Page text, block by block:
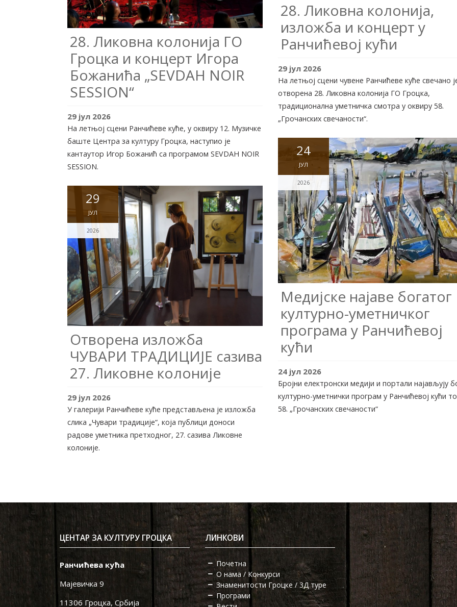
28. Ликовна колонија ГО
Гроцка и концерт Игора
Божанића „SEVDAH NOIR
SESSION“
29 јул 2026
На летњој сцени Ранчићеве куће, у оквиру 12. Музичке
баште Центра за културу Гроцка, наступио је
кантаутор Игор Божанић са програмом SEVDAH NOIR
SESSION.
29
ЈУЛ
2026
Отворена изложба
ЧУВАРИ ТРАДИЦИЈЕ сазива
27. Ликовне колоније
29 јул 2026
У галерији Ранчићеве куће представљена је изложба
слика „Чувари традиције“, која публици доноси
радове уметника претходног, 27. сазива Ликовне
колоније.
28. Ликовна колонија,
изложба и концерт у
Ранчићевој кући
29 јул 2026
На летњој сцени чувене Ранчићеве куће свечано
отворена 28. Ликовна колонија ГО Гроцка,
традиционална уметничка смотра у оквиру 58.
„Грочанских свечаности“.
24
ЈУЛ
2026
Медијске најаве богатог
културно-уметничког
програма у Ранчићевој
кући
24 јул 2026
Бројни електронски медији и портали најављују
културно-уметнички програм у Ранчићевој кући
58. „Грочанских свечаности“
ЦЕНТАР ЗА КУЛТУРУ ГРОЦКА
Ранчићева кућа
Мајевичка 9
11306 Гроцка, Србија
ЛИНКОВИ
Почетна
О нама / Конкурси
Знаменитости Гроцке / 3Д туре
Програми